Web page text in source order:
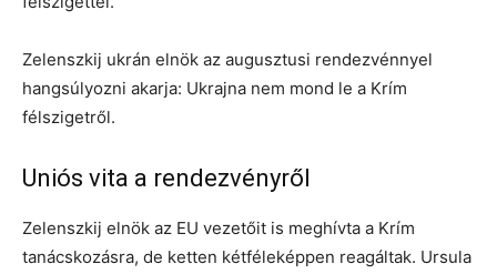
Zelenszkij ukrán elnök az augusztusi rendezvénnyel
hangsúlyozni akarja: Ukrajna nem mond le a Krím
félszigetről.
Uniós vita a rendezvényről
Zelenszkij elnök az EU vezetőit is meghívta a Krím
tanácskozásra, de ketten kétféleképpen reagáltak. Ursula